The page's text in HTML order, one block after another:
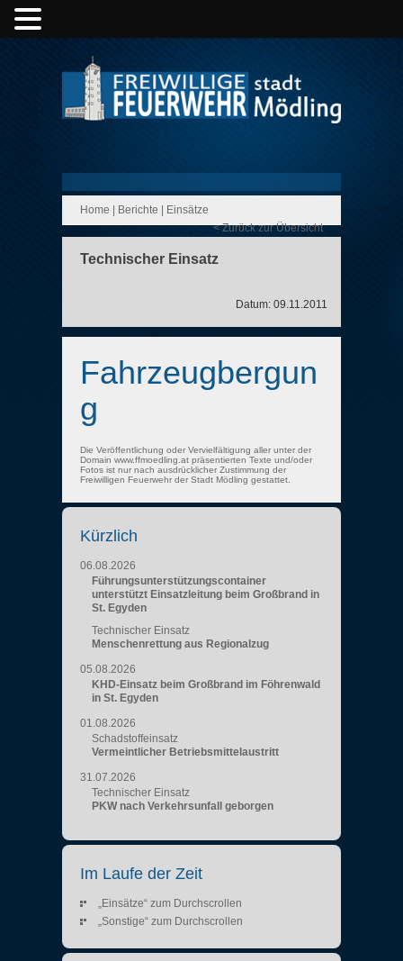
Home Berichte
Einsätze
< Zurück zur Übersicht
Technischer Einsatz
Datum: 09.11.2011
Fahrzeugbergun
g
Die Veröffentlichung oder Vervielfältigung aller unter der
Domain www.ffmoedling.at präsentierten Texte und/oder
Fotos ist nur nach ausdrücklicher Zustimmung der
Freiwilligen Feuerwehr der Stadt Mödling gestattet.
Kürzlich
06.08.2026
Führungsunterstützungscontainer
unterstützt Einsatzleitung beim Großbrand in
St. Egyden
Technischer Einsatz
Menschenrettung aus Regionalzug
05.08.2026
KHD-Einsatz beim Großbrand im Föhrenwald
in St. Egyden
01.08.2026
Schadstoffeinsatz
Vermeintlicher Betriebsmittelaustritt
31.07.2026
Technischer Einsatz
PKW nach Verkehrsunfall geborgen
Im Laufe der Zeit
„Einsätze“ zum Durchscrollen
„Sonstige“ zum Durchscrollen